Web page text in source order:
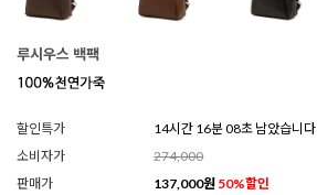
루시우스 백팩
할인특가
14시간 16분 06초 남았습니다
소비자가
274,000
판매가
137,000원 50%할인